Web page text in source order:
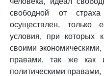
свободной от
осуществлен, только
условия, при которых
своими
правами, так же как
политическими правами,